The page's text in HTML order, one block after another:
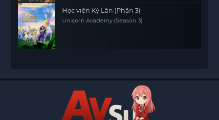
Học viện Kỳ Lân (Phần 3)
Unicorn Academy (Season 3)